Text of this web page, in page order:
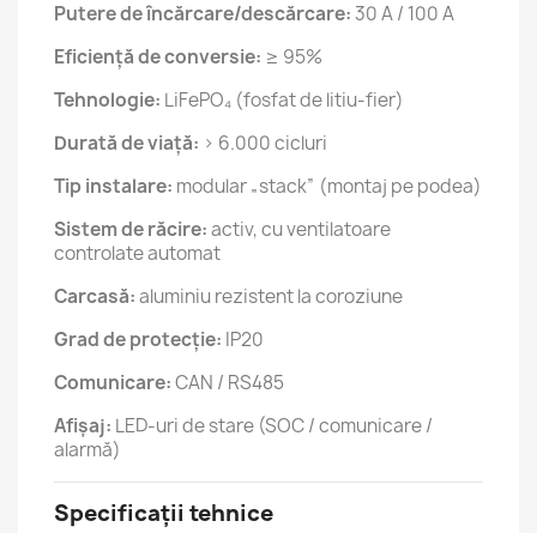
Putere de încărcare/descărcare:30 A / 100 A
Eficiență de conversie: ≥ 95%
Tehnologie: LiFePO₄ (fosfat de litiu-fier)
Durată de viață: > 6.000 cicluri
Tip instalare: modular „stack” (montaj pe podea)
Sistem de răcire:activ, cu ventilatoare
controlate automat
Carcasă:aluminiu rezistent la coroziune
Grad de protecție: IP20
Comunicare:CAN / RS485
Afișaj: LED-uri de stare (SOC / comunicare /
alarmă)
Specificații tehnice